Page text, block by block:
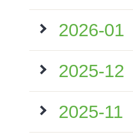
2026-01
2025-12
2025-11